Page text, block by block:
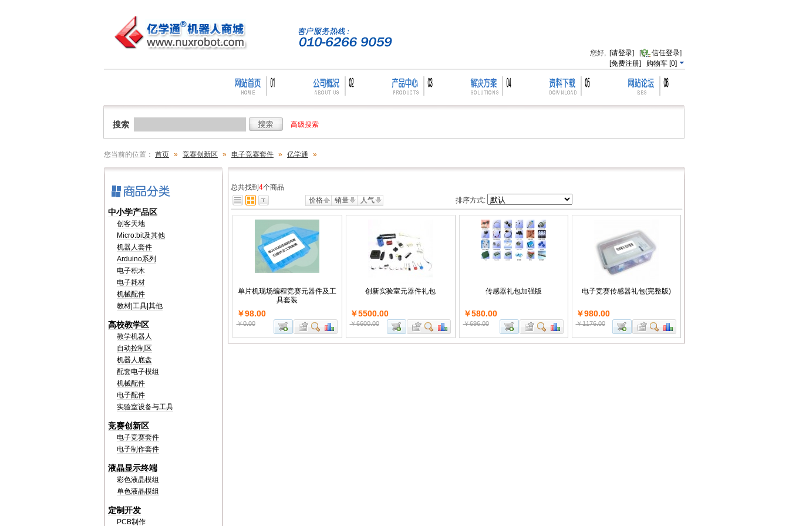
您好, [请登录] [ 信任登录]
[免费注册]
购物车 [0]
搜索 高级搜索
您当前的位置： 首页 » 竞赛创新区 » 电子竞赛套件 » 亿学通 »
中小学产品区
创客天地
Micro:bit及其他
机器人套件
Arduino系列
电子积木
电子耗材
机械配件
教材|工具|其他
高校教学区
教学机器人
自动控制区
机器人底盘
配套电子模组
机械配件
电子配件
实验室设备与工具
竞赛创新区
电子竞赛套件
电子制作套件
液晶显示终端
彩色液晶模组
单色液晶模组
定制开发
PCB制作
总共找到 4个商品
价格
销量 人气 排序方式:
单片机现场编程竞赛元器件及工
具套装
￥98.00
￥0.00
创新实验室元器件礼包
￥5500.00
￥6600.00
传感器礼包加强版
￥580.00
￥696.00
电子竞赛传感器礼包(完整版)
￥980.00
￥1176.00